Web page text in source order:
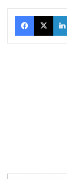
Facebook
X